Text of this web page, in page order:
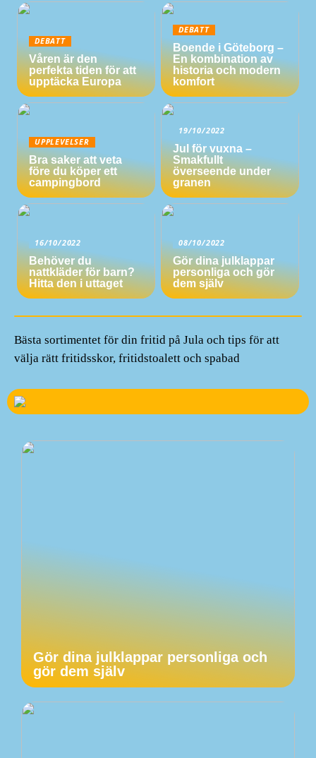
DEBATT
Våren är den
perfekta tiden för att
upptäcka Europa
DEBATT
Boende i Göteborg –
En kombination av
historia och modern
komfort
UPPLEVELSER
Bra saker att veta
före du köper ett
campingbord
19/10/2022
Jul för vuxna –
Smakfullt
överseende under
granen
16/10/2022
Behöver du
nattkläder för barn?
Hitta den i uttaget
08/10/2022
Gör dina julklappar
personliga och gör
dem själv
Bästa sortimentet för din fritid på Jula och tips för att
välja rätt fritidsskor, fritidstoalett och spabad
Gör dina julklappar personliga och
gör dem själv